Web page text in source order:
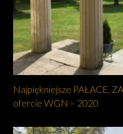
Najpiękniejsze PAŁACE,
ofercie WGN – 2020